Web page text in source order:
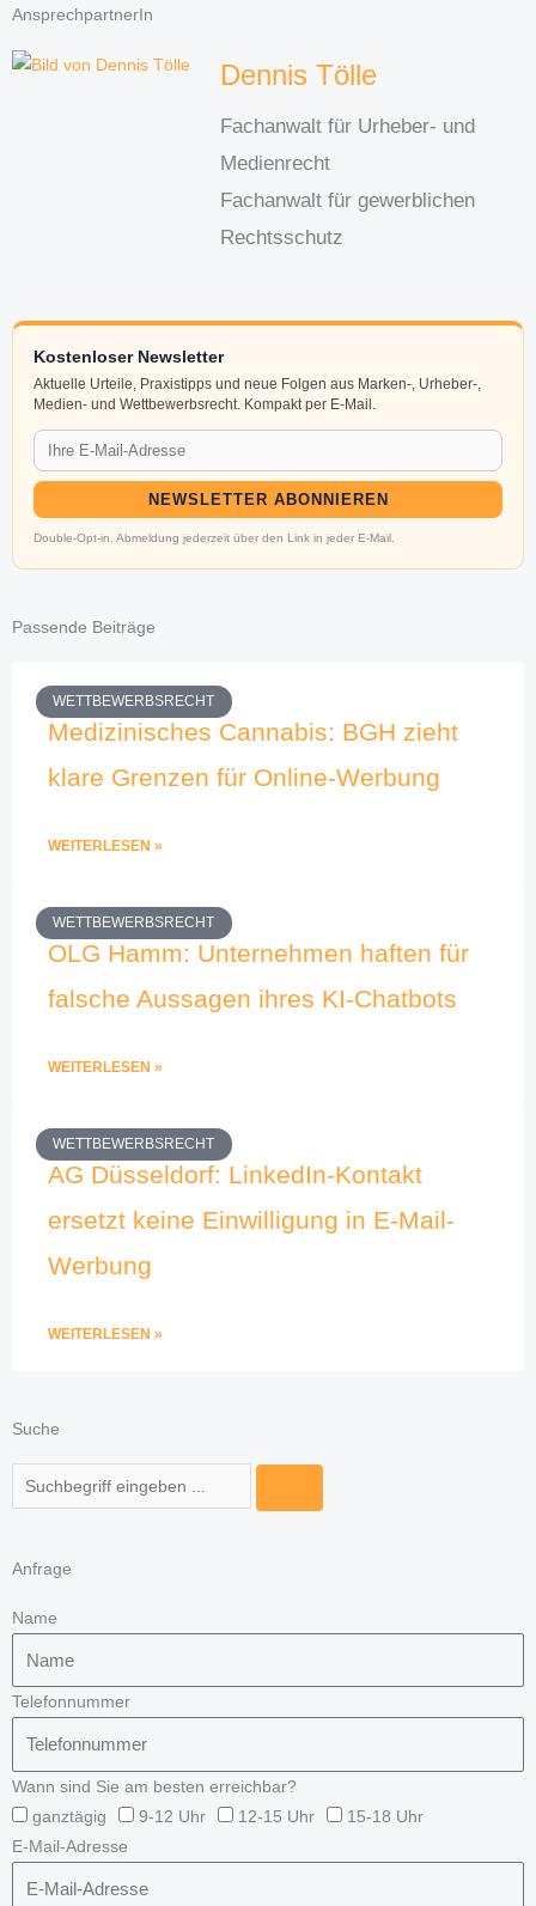
AnsprechpartnerIn
Dennis Tölle
Fachanwalt für Urheber- und
Medienrecht
Fachanwalt für gewerblichen
Rechtsschutz
Kostenloser Newsletter
Aktuelle Urteile, Praxistipps und neue Folgen aus Marken-, Urheber-,
Medien- und Wettbewerbsrecht. Kompakt per E-Mail.
NEWSLETTER ABONNIEREN
Double-Opt-in. Abmeldung jederzeit über den Link in jeder E-Mail.
Passende Beiträge
WETTBEWERBSRECHT
Medizinisches Cannabis: BGH zieht
klare Grenzen für Online-Werbung
WEITERLESEN »
WETTBEWERBSRECHT
OLG Hamm: Unternehmen haften für
falsche Aussagen ihres KI-Chatbots
WEITERLESEN »
WETTBEWERBSRECHT
AG Düsseldorf: LinkedIn-Kontakt
ersetzt keine Einwilligung in E-Mail-
Werbung
WEITERLESEN »
Suche
Suche
Anfrage
Name
Telefonnummer
Wann sind Sie am besten erreichbar?
ganztägig
9-12 Uhr 12-15 Uhr
15-18 Uhr
E-Mail-Adresse